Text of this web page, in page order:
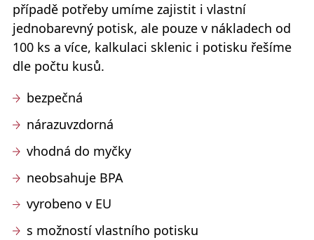
případě potřeby umíme zajistit i vlastní
jednobarevný potisk, ale pouze v nákladech od
100 ks a více, kalkulaci sklenic i potisku řešíme
dle počtu kusů.
bezpečná
nárazuvzdorná
vhodná do myčky
neobsahuje BPA
vyrobeno v EU
s možností vlastního potisku